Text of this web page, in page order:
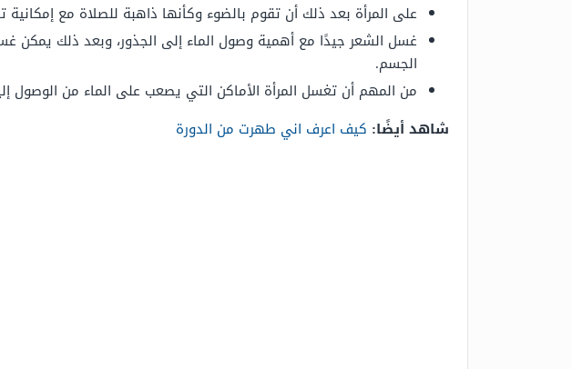
على المرأة بعد ذلك أن تقوم بالضوء وكأنها ذاهبة للصلاة مع إمكانية
غسل الشعر جيدًا مع أهمية وصول الماء إلى الجذور، وبعد ذلك يمكن
الجسم.
من المهم أن تغسل المرأة الأماكن التي يصعب على الماء من الوصول
شاهد أيضًا: كيف اعرف اني طهرت من الدورة